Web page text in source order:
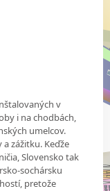
v
i na chodbách,
umelcov.
zážitku. Keďže
Slovensko tak
sochársku
pretože